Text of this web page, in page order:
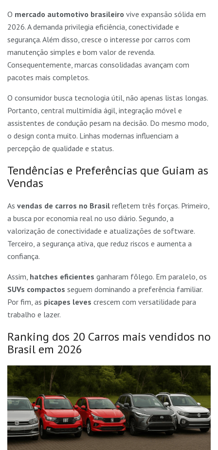
O mercado automotivo brasileiro vive expansão sólida em
2026. A demanda privilegia eficiência, conectividade e
segurança. Além disso, cresce o interesse por carros com
manutenção simples e bom valor de revenda.
Consequentemente, marcas consolidadas avançam com
pacotes mais completos.
O consumidor busca tecnologia útil, não apenas listas longas.
Portanto, central multimídia ágil, integração móvel e
assistentes de condução pesam na decisão. Do mesmo modo,
o design conta muito. Linhas modernas influenciam a
percepção de qualidade e status.
Tendências e Preferências que Guiam as
Vendas
As vendas de carros no Brasil refletem três forças. Primeiro,
a busca por economia real no uso diário. Segundo, a
valorização de conectividade e atualizações de software.
Terceiro, a segurança ativa, que reduz riscos e aumenta a
confiança.
Assim, hatches eficientes ganharam fôlego. Em paralelo, os
SUVs compactos seguem dominando a preferência familiar.
Por fim, as picapes leves crescem com versatilidade para
trabalho e lazer.
Ranking dos 20 Carros mais vendidos no
Brasil em 2026